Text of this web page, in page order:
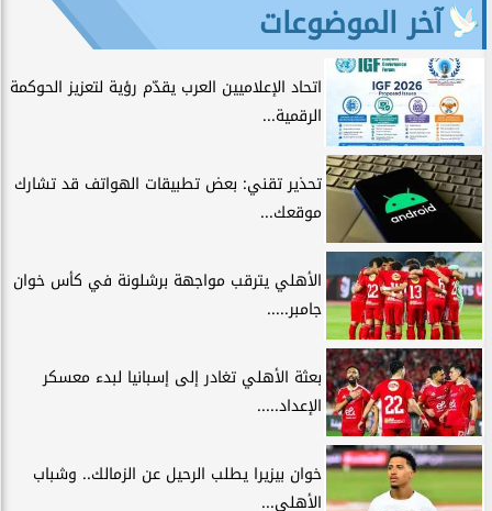
آخر الموضوعات
اتحاد الإعلاميين العرب يقدّم رؤية لتعزيز الحوكمة
الرقمية...
تحذير تقني: بعض تطبيقات الهواتف قد تشارك
موقعك...
الأهلي يترقب مواجهة برشلونة في كأس خوان
جامبر.....
بعثة الأهلي تغادر إلى إسبانيا لبدء معسكر
الإعداد.....
خوان بيزيرا يطلب الرحيل عن الزمالك.. وشباب
الأهلي...